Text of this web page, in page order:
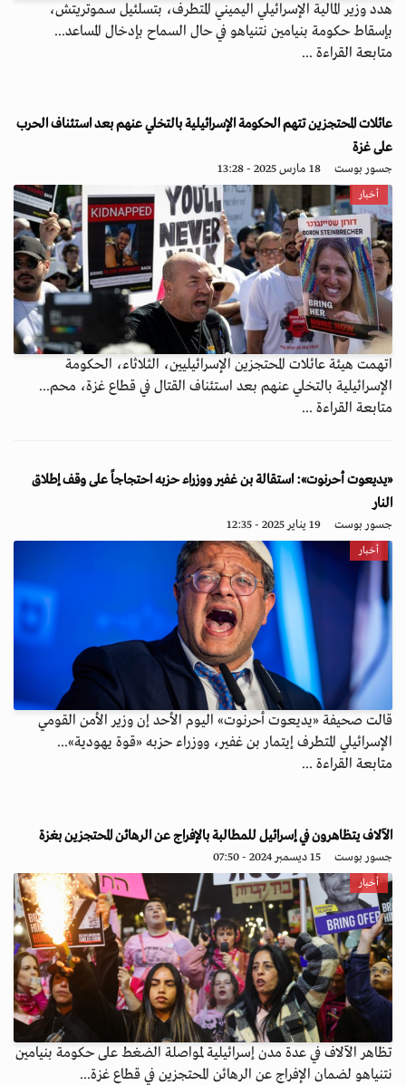
هدد وزير المالية الإسرائيلي اليميني المتطرف، بتسلئيل سموتريتش،
بإسقاط حكومة بنيامين نتنياهو في حال السماح بإدخال المساعد...
متابعة القراءة ...
عائلات المحتجزين تتهم الحكومة الإسرائيلية بالتخلي عنهم بعد استئناف الحرب
على غزة
جسور بوست 18 مارس 2025 - 13:28
أخبار
اتهمت هيئة عائلات المحتجزين الإسرائيليين، الثلاثاء، الحكومة
الإسرائيلية بالتخلي عنهم بعد استئناف القتال في قطاع غزة، محم...
متابعة القراءة ...
«يديعوت أحرنوت»: استقالة بن غفير ووزراء حزبه احتجاجاً على وقف إطلاق
النار
جسور بوست 19 يناير 2025 - 12:35
أخبار
قالت صحيفة «يديعوت أحرنوت» اليوم الأحد إن وزير الأمن القومي
الإسرائيلي المتطرف إيتمار بن غفير، ووزراء حزبه «قوة يهودية»...
متابعة القراءة ...
الآلاف يتظاهرون في إسرائيل للمطالبة بالإفراج عن الرهائن المحتجزين بغزة
جسور بوست 15 ديسمبر 2024 - 07:50
أخبار
تظاهر الآلاف في عدة مدن إسرائيلية لمواصلة الضغط على حكومة بنيامين
نتنياهو لضمان الإفراج عن الرهائن المحتجزين في قطاع غزة...